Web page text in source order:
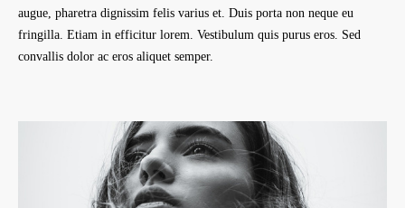
augue, pharetra dignissim felis varius et. Duis porta non neque eu
fringilla. Etiam in efficitur lorem. Vestibulum quis purus eros. Sed
convallis dolor ac eros aliquet semper.